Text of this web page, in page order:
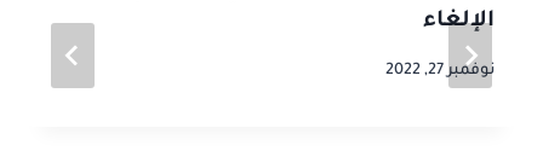
الإلغاء
نوفمبر 27, 2022